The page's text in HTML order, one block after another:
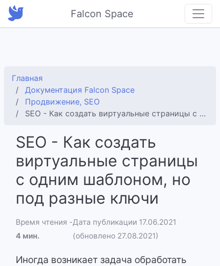
Falcon Space
Главная
Документация Falcon Space
Продвижение, SEO
SEO - Как создать виртуальные страницы с одним шаблоном, но под разные ключи
SEO - Как создать
виртуальные страницы
с одним шаблоном, но
под разные ключи
Время чтения -
4 мин.
Дата публикации 17.06.2021
(обновлено 27.08.2021)
Иногда возникает задача обработать